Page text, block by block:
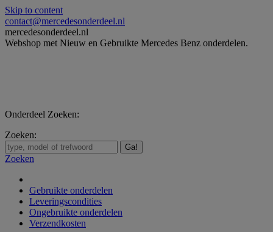
Skip to content
contact@mercedesonderdeel.nl
mercedesonderdeel.nl
Webshop met Nieuw en Gebruikte Mercedes Benz onderdelen.
Onderdeel Zoeken:
Zoeken:
Zoeken
Gebruikte onderdelen
Leveringscondities
Ongebruikte onderdelen
Verzendkosten